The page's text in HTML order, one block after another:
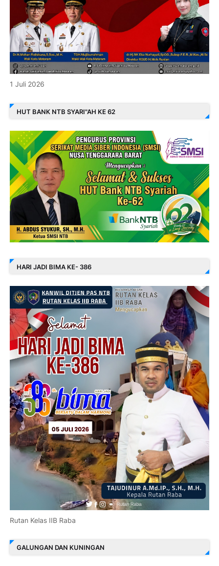
1 Juli 2026
HUT BANK NTB SYARI"AH KE 62
HARI JADI BIMA KE- 386
Rutan Kelas IIB Raba
GALUNGAN DAN KUNINGAN